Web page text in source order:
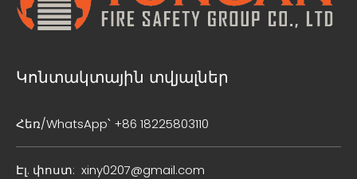
Կոնտակտային տվյալներ
Հեռ/WhatsApp՝ +86 18225803110
Էլ. փոստ: xiny0207@gmail.com